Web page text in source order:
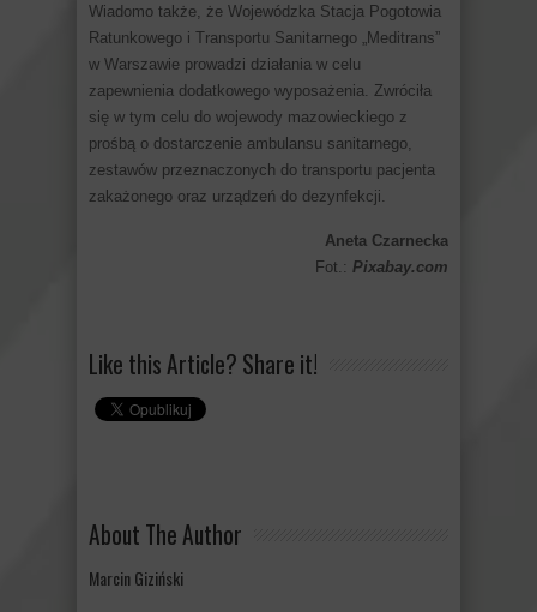
Wiadomo także, że Wojewódzka Stacja Pogotowia
Ratunkowego i Transportu Sanitarnego „Meditrans”
w Warszawie prowadzi działania w celu
zapewnienia dodatkowego wyposażenia. Zwróciła
się w tym celu do wojewody mazowieckiego z
prośbą o dostarczenie ambulansu sanitarnego,
zestawów przeznaczonych do transportu pacjenta
zakażonego oraz urządzeń do dezynfekcji.
Aneta Czarnecka
Fot.: Pixabay.com
Like this Article? Share it!
About The Author
Marcin Giziński